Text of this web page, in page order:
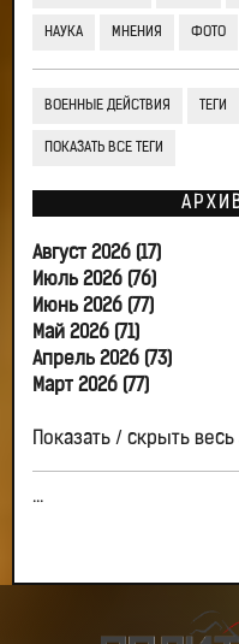
НАУКА МНЕНИЯ ФОТО
ВОЕННЫЕ ДЕЙСТВИЯ ТЕГИ
ПОКАЗАТЬ ВСЕ ТЕГИ
Август 2026 (17)
Июль 2026 (76)
Июнь 2026 (77)
Май 2026 (71)
Апрель 2026 (73)
Март 2026 (77)
Показать / скрыть весь
...